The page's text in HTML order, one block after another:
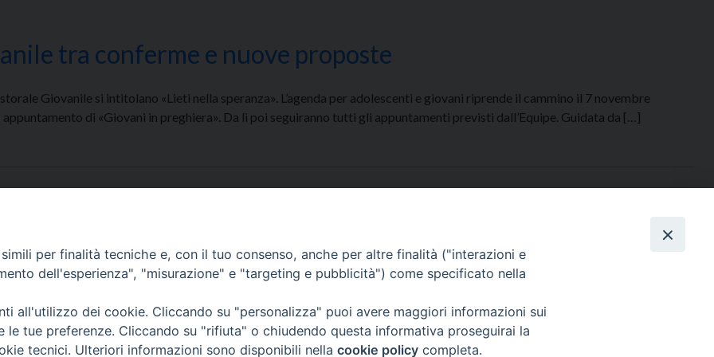
tra conferme e nuove proposte
Giovanile si intitolano «Lieti nella speranza». L’agenda per adolescenti e giovani riprende il cammino il 7 novembre
di «Giovani in preghiera». Da lì poi seguiranno tutti gli appuntamenti previsti dall’Equipe. Guidata da […]
Prato
930623
seguici su
per finalità tecniche e, con il tuo consenso, anche per altre finalità ("interazioni e
dell'esperienza", "misurazione" e "targeting e pubblicità") come specificato nella
all'utilizzo dei cookie. Cliccando su "personalizza" puoi avere maggiori informazioni sui
le tue preferenze. Cliccando su "rifiuta" o chiudendo questa informativa proseguirai la
tecnici. Ulteriori informazioni sono disponibili nella cookie policy completa.